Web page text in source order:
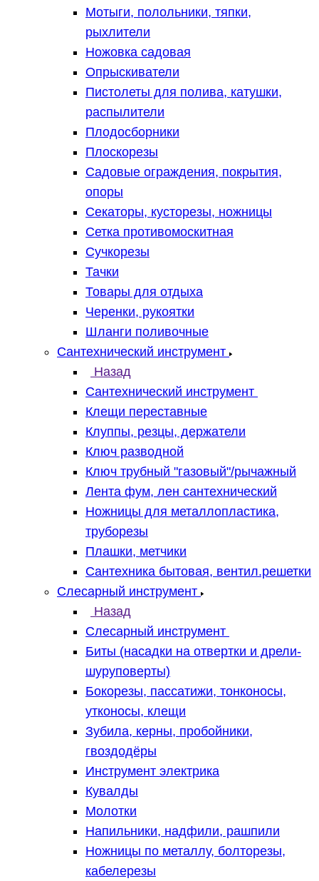
Мотыги, полольники, тяпки,
рыхлители
Ножовка садовая
Опрыскиватели
Пистолеты для полива, катушки,
распылители
Плодосборники
Плоскорезы
Садовые ограждения, покрытия,
опоры
Секаторы, кусторезы, ножницы
Сетка противомоскитная
Сучкорезы
Тачки
Товары для отдыха
Черенки, рукоятки
Шланги поливочные
Сантехнический инструмент
Назад
Сантехнический инструмент
Клещи переставные
Клуппы, резцы, держатели
Ключ разводной
Ключ трубный "газовый"/рычажный
Лента фум, лен сантехнический
Ножницы для металлопластика,
труборезы
Плашки, метчики
Сантехника бытовая, вентил.решетки
Слесарный инструмент
Назад
Слесарный инструмент
Биты (насадки на отвертки и дрели-
шуруповерты)
Бокорезы, пассатижи, тонконосы,
утконосы, клещи
Зубила, керны, пробойники,
гвоздодёры
Инструмент электрика
Кувалды
Молотки
Напильники, надфили, рашпили
Ножницы по металлу, болторезы,
кабелерезы